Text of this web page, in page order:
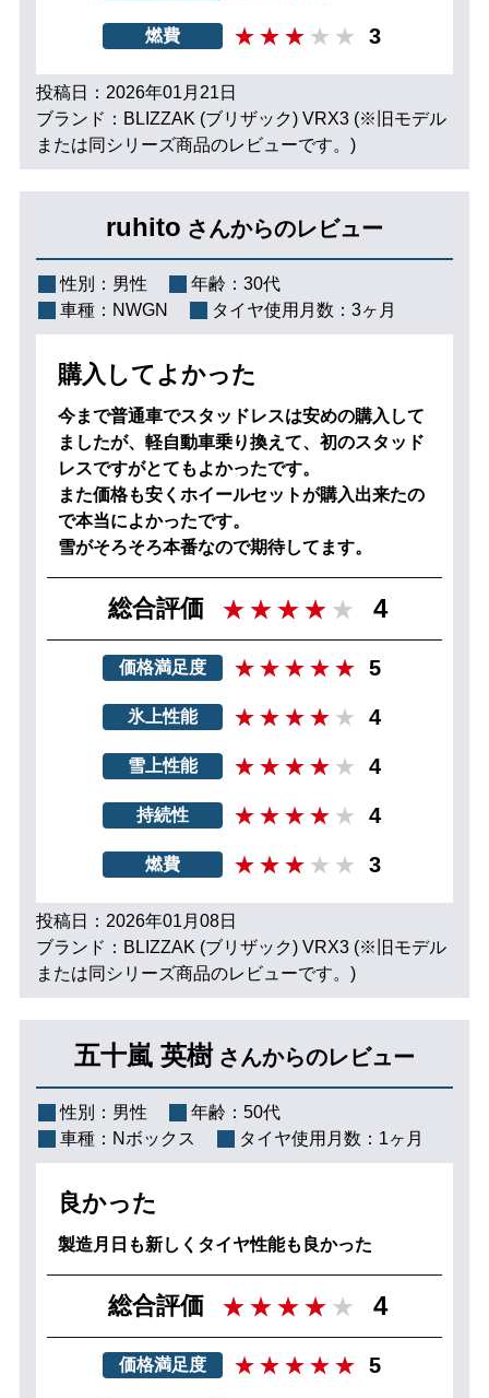
燃費 3
投稿日：2026年01月21日
ブランド：BLIZZAK (ブリザック) VRX3 (※旧モデル
または同シリーズ商品のレビューです。)
ruhito さんからのレビュー
性別： 男性 年齢： 30代
車種： NWGN タイヤ使用月数： 3ヶ月
購入してよかった
今まで普通車でスタッドレスは安めの購入して
ましたが、軽自動車乗り換えて、初のスタッド
レスですがとてもよかったです。
また価格も安くホイールセットが購入出来たの
で本当によかったです。
雪がそろそろ本番なので期待してます。
総合評価 4
価格満足度 5
氷上性能 4
雪上性能 4
持続性 4
燃費 3
投稿日：2026年01月08日
ブランド：BLIZZAK (ブリザック) VRX3 (※旧モデル
または同シリーズ商品のレビューです。)
五十嵐 英樹 さんからのレビュー
性別： 男性 年齢： 50代
車種： Nボックス タイヤ使用月数： 1ヶ月
良かった
製造月日も新しくタイヤ性能も良かった
総合評価 4
価格満足度 5